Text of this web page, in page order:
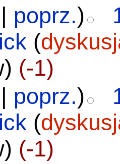
| poprz.)
(
(-1)
poprz.)
(
(-1)